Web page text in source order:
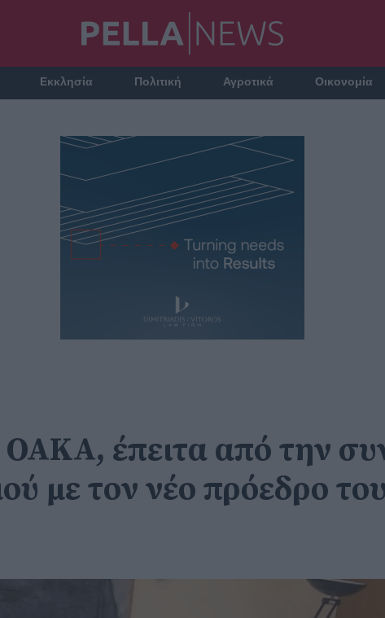
Εκκλησία Πολιτική Αγροτικά Οικονομία
ΟΑΚΑ, έπειτα από την
με τον νέο πρόεδρο